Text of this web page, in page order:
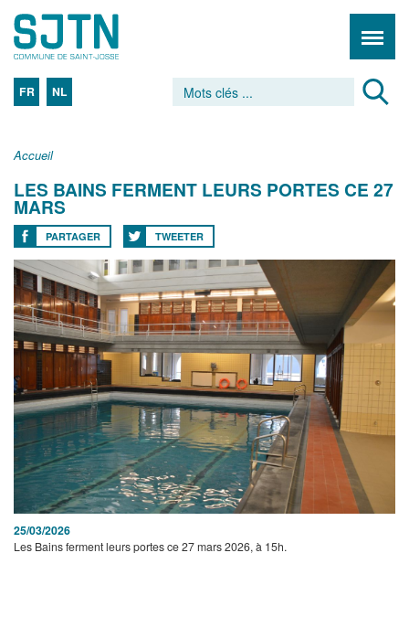
FR NL
Accueil
LES BAINS FERMENT LEURS PORTES CE 27
MARS
PARTAGER TWEETER
25/03/2026
Les Bains ferment leurs portes ce 27 mars 2026, à 15h.